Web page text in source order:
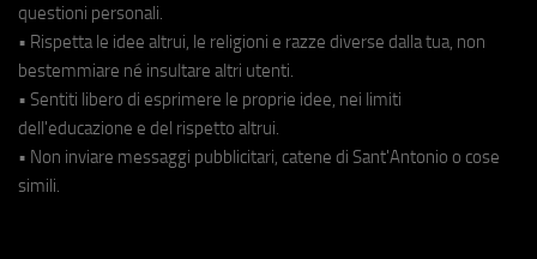
questioni personali.
• Rispetta le idee altrui, le religioni e razze diverse dalla tua, non
bestemmiare né insultare altri utenti.
• Sentiti libero di esprimere le proprie idee, nei limiti
dell'educazione e del rispetto altrui.
• Non inviare messaggi pubblicitari, catene di Sant'Antonio o cose
simili.